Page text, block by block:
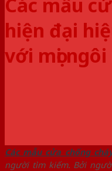
hiện đại
với mọi
Các mẫu cửa chống
người tìm kiếm. Bởi